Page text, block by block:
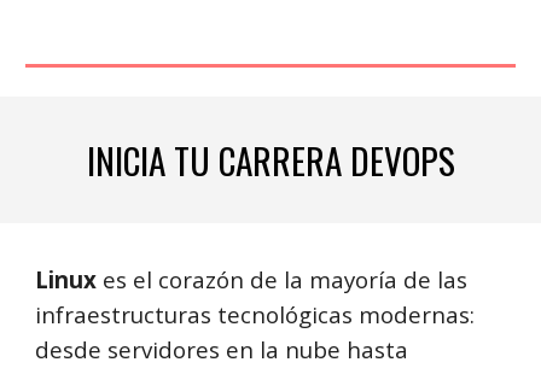
INICIA TU CARRERA DEVOPS
Linux es el corazón de la mayoría de las
infraestructuras tecnológicas modernas:
desde servidores en la nube hasta